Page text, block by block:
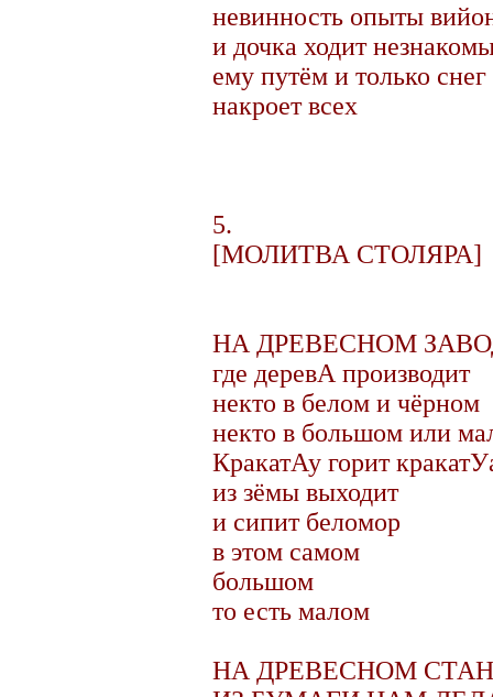
невинность опыты
и дочка ходит
ему путём и только снег
накроет всех
5.
[МОЛИТВА СТОЛЯРА]
НА ДРЕВЕСНОМ
где деревА производит
некто в белом и чёрном
некто в большом или
КракатАу горит
из зёмы выходит
и сипит беломор
в этом самом
большом
то есть малом
НА ДРЕВЕСНОМ